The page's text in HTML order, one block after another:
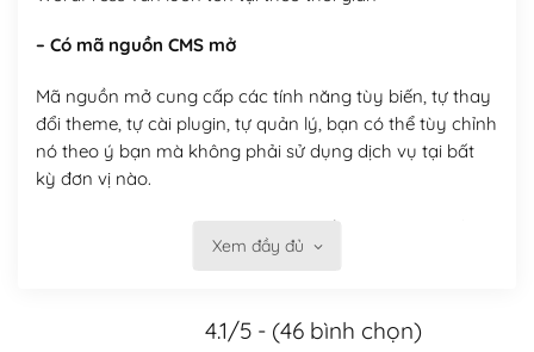
– Có mã nguồn CMS mở
Mã nguồn mở cung cấp các tính năng tùy biến, tự thay
đổi theme, tự cài plugin, tự quản lý, bạn có thể tùy chỉnh
nó theo ý bạn mà không phải sử dụng dịch vụ tại bất
kỳ đơn vị nào.
Xem đầy đủ
4.1/5 - (46 bình chọn)